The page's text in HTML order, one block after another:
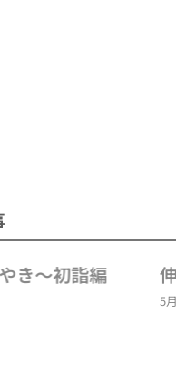
線からのつぶやき